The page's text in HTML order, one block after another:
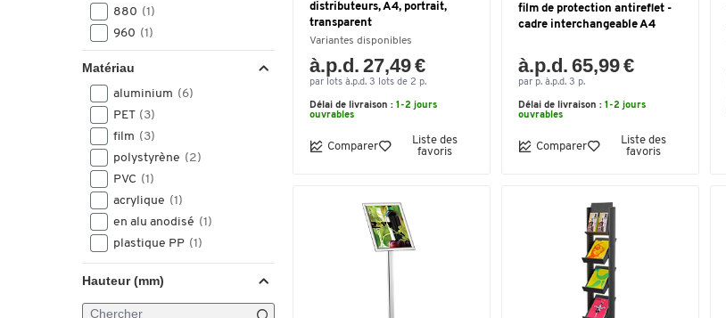
880 (1)
960 (1)
1000(9)
1010
1020 (2)
1200 (4)
1220 (2)
1370 (1)
1500 (9)
1520(2)
1580 (1)
2000(1)
Matériau
aluminium (6)
PET (3)
film (3)
polystyrène (2)
PVC (1)
acrylique (1)
en alu anodisé (1)
plastique PP (1)
Hauteur (mm)
distributeurs, A4, portrait,
transparent
Variantes disponibles
à.p.d. 27,49 €
par lots à.p.d. 3 lots de 2 p.
Délai de livraison : 1-2 jours
ouvrables
Comparer
Liste des
favoris
film de protection antireflet -
cadre interchangeable A4
à.p.d. 65,99 €
par p. à.p.d. 3 p.
Délai de livraison : 1-2 jours
ouvrables
Comparer
Liste des
favoris